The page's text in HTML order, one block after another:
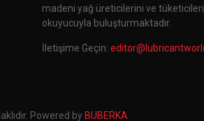
madeni yağ üreticilerini ve
okuyucuyla buluşturmaktadır.
İletişime Geçin:
Powered byBUBERKA